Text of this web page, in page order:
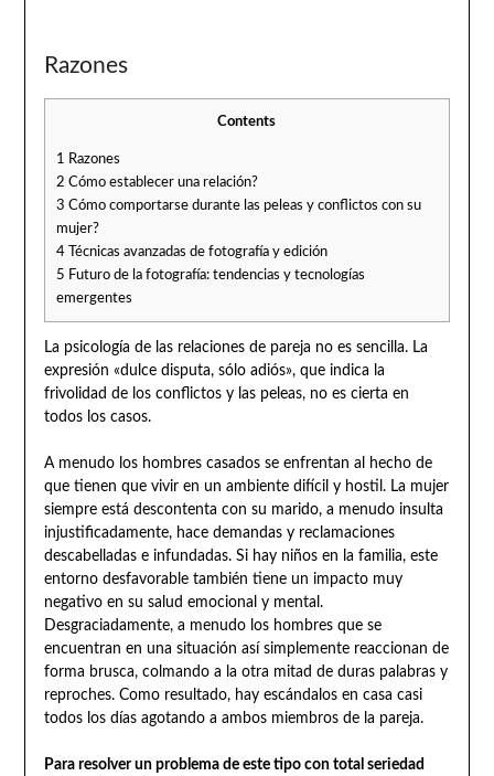
Razones
Contents
1 Razones
2 Cómo establecer una relación?
3 Cómo comportarse durante las peleas y conflictos con su
mujer?
4Técnicas avanzadas de fotografía y edición
5 Futuro de la fotografía: tendencias y tecnologías
emergentes
La psicología de las relaciones de pareja no es sencilla. La
expresión «dulce disputa, sólo adiós», que indica la
frivolidad de los conflictos y las peleas, no es cierta en
todos los casos.
A menudo los hombres casados se enfrentan al hecho de
que tienen que vivir en un ambiente difícil y hostil. La mujer
siempre está descontenta con su marido, a menudo insulta
injustificadamente, hace demandas y reclamaciones
descabelladas e infundadas. Si hay niños en la familia, este
entorno desfavorable también tiene un impacto muy
negativo en su salud emocional y mental.
Desgraciadamente, a menudo los hombres que se
encuentran en una situación así simplemente reaccionan de
forma brusca, colmando a la otra mitad de duras palabras y
reproches. Como resultado, hay escándalos en casa casi
todos los días agotando a ambos miembros de la pareja.
Para resolver un problema de este tipo con total seriedad